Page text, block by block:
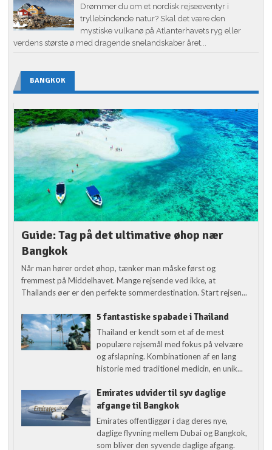
Drømmer du om et nordisk rejseeventyr i
tryllebindende natur? Skal det være den
mystiske vulkanø på Atlanterhavets ryg eller
verdens største ø med dragende snelandskaber året...
BANGKOK
Guide: Tag på det ultimative øhop nær
Bangkok
Når man hører ordet øhop, tænker man måske først og
fremmest på Middelhavet. Mange rejsende ved ikke, at
Thailands øer er den perfekte sommerdestination. Start rejsen...
5 fantastiske spabade i Thailand
Thailand er kendt som et af de mest
populære rejsemål med fokus på velvære
og afslapning. Kombinationen af en lang
historie med traditionel medicin, en unik...
Emirates udvider til syv daglige
afgange til Bangkok
Emirates offentliggør i dag deres nye,
daglige flyvning mellem Dubai og Bangkok,
som bliver den syvende daglige afgang.